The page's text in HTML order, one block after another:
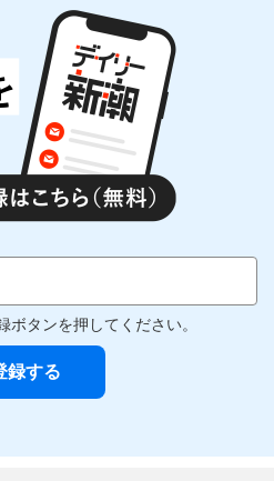
ボタンを押してください。